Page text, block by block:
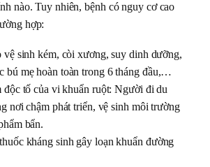
nào. Tuy nhiên, bệnh có nguy cơ cao
hợp:
vệ sinh kém, còi xương, suy dinh dưỡng,
bú mẹ hoàn toàn trong 6 tháng đầu,…
độc tố của vi khuẩn ruột: Người đi du
nơi chậm phát triển, vệ sinh môi trường
bẩn.
kháng sinh gây loạn khuẩn đường